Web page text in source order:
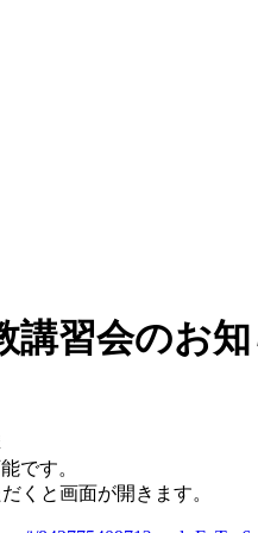
習会のお
です。
くと画面が開きます。